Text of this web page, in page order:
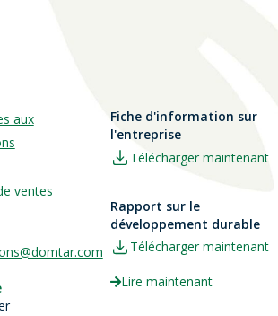
aux
ventes
Fiche d'information sur
l'entreprise
Télécharger maintenant
Rapport sur le
développement durable
Télécharger maintenant
Lire maintenant